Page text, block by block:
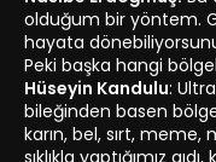
olduğum bir yöntem.
hayata
Peki başka hangi
Hüseyin Kandulu:
bileğinden basen
karın, bel, sırt, meme,
sıklıkla yaptığımız